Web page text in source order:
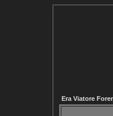
Era Viatore